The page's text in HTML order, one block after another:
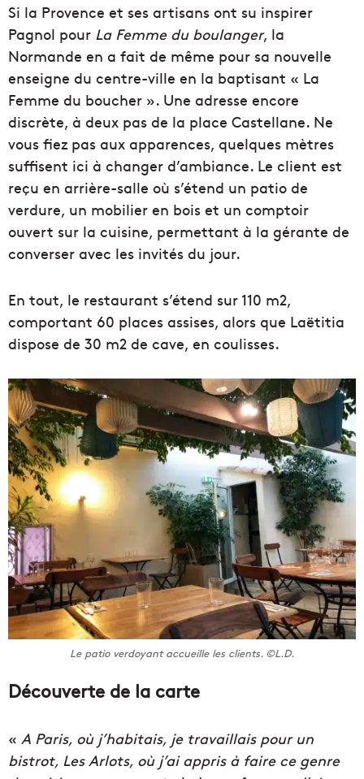
Si la Provence et ses artisans ont su inspirer
Pagnol pour La Femme du boulanger, la
Normande en a fait de même pour sa nouvelle
enseigne du centre-ville en la baptisant « La
Femme du boucher ». Une adresse encore
discrète, à deux pas de la place Castellane. Ne
vous fiez pas aux apparences, quelques mètres
suffisent ici à changer d’ambiance. Le client est
reçu en arrière-salle où s’étend un patio de
verdure, un mobilier en bois et un comptoir
ouvert sur la cuisine, permettant à la gérante de
converser avec les invités du jour.
En tout, le restaurant s’étend sur 110 m2,
comportant 60 places assises, alors que Laëtitia
dispose de 30 m2 de cave, en coulisses.
Le patio verdoyant accueille les clients. ©L.D.
Découverte de la carte
« A Paris, où j’habitais, je travaillais pour un
bistrot, Les Arlots, où j’ai appris à faire ce genre